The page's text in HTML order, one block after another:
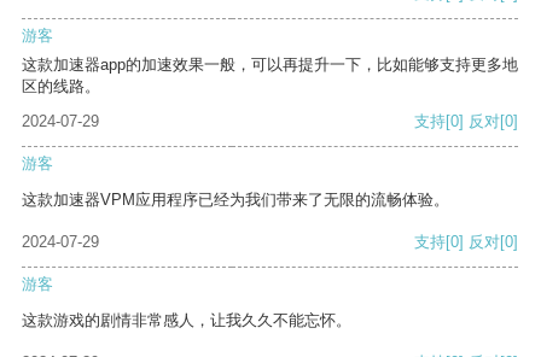
游客
这款加速器app的加速效果一般，可以再提升一下，比如能够支持更多地
区的线路。
2024-07-29
支持[0] 反对[0]
游客
这款加速器VPM应用程序已经为我们带来了无限的流畅体验。
2024-07-29 支持[0] 反对[0]
游客
这款游戏的剧情非常感人，让我久久不能忘怀。